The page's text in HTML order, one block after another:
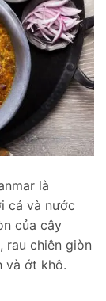
là
cá và nước
của cây
rau chiên giòn
và ớt khô.